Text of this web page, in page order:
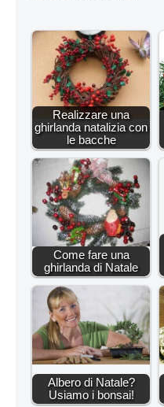
Realizzare una
ghirlanda natalizia con
le bacche
Come fare una
ghirlanda di Natale
Albero di Natale?
Usiamo i bonsai!